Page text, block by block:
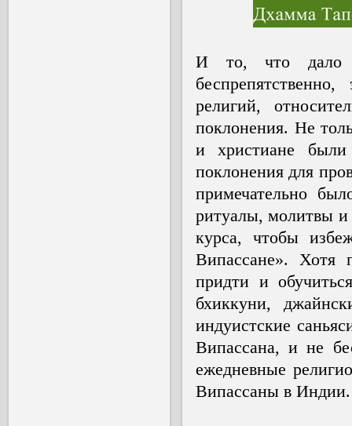
И то, что дало
религий,
поклонения. Не
и христиане были
поклонения для
примечательно
ритуалы, молитвы и
курса, чтобы
Випассане». Хотя
придти и
бхиккуни,
индуистские
Випассана, и не
ежедневные
Випассаны в Индии.